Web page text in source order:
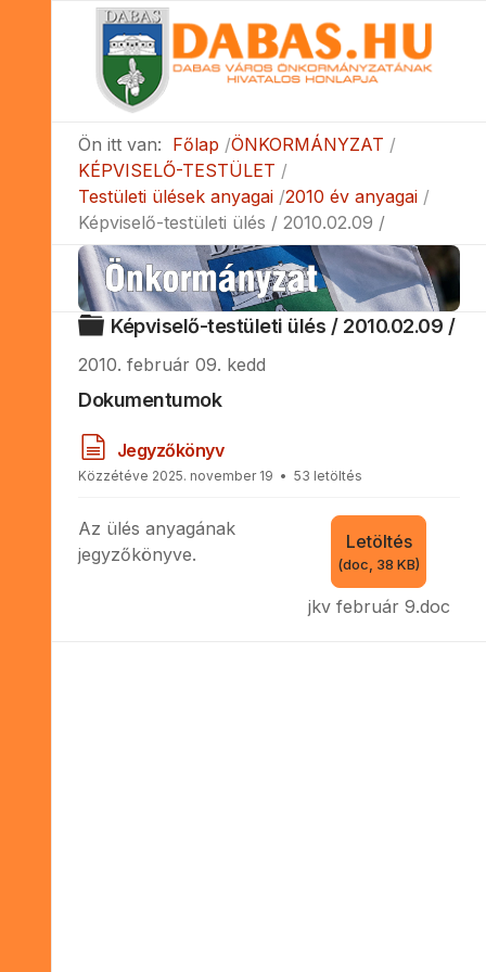
Ön itt van: Főlap ÖNKORMÁNYZAT
KÉPVISELŐ-TESTÜLET
Testületi ülések anyagai 2010 év anyagai
Képviselő-testületi ülés / 2010.02.09 /
Mappa
Képviselő-testületi ülés / 2010.02.09 /
2010. február 09. kedd
Dokumentumok
o
k
m
e
Jegyzőkönyv
Közzétéve 2025. november 19 53 letöltés
Letöltés
(doc, 38 KB)
jkv február 9.doc
Az ülés anyagának
jegyzőkönyve.